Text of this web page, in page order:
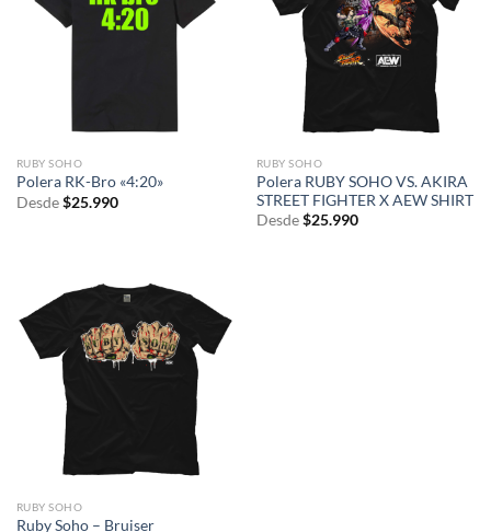
RUBY SOHO
Polera RK-Bro «4:20»
Desde $25.990
RUBY SOHO
Polera RUBY SOHO VS. AKIRA
STREET FIGHTER X AEW SHIRT
Desde $25.990
RUBY SOHO
Ruby Soho – Bruiser